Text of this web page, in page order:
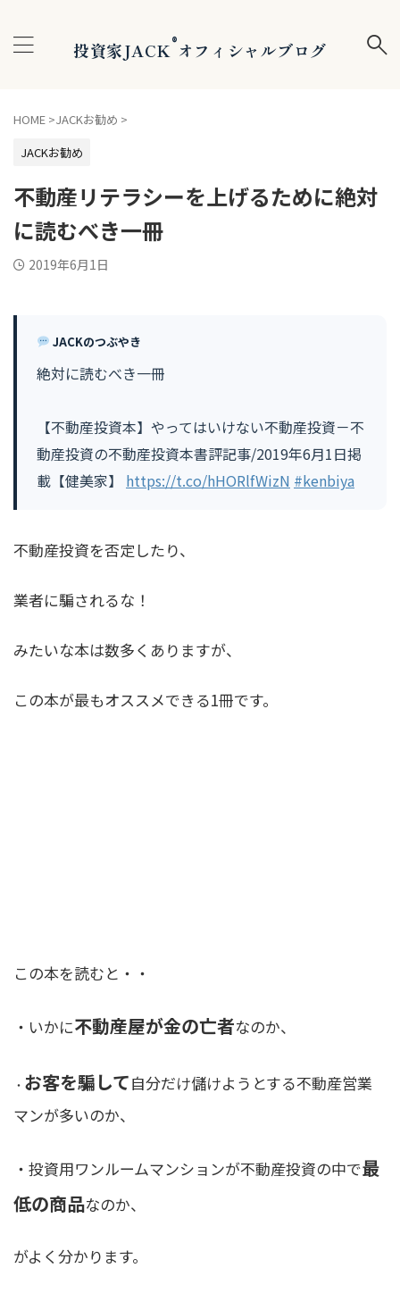
投資家JACK®オフィシャルブログ
HOME >JACKお勧め >
JACKお勧め
不動産リテラシーを上げるために絶対
に読むべき一冊
2019年6月1日
JACKのつぶやき
絶対に読むべき一冊
【不動産投資本】やってはいけない不動産投資－不
動産投資の不動産投資本書評記事/2019年6月1日掲
載【健美家】 https://t.co/hHORlfWizN #kenbiya
不動産投資を否定したり、
業者に騙されるな！
みたいな本は数多くありますが、
この本が最もオススメできる1冊です。
この本を読むと・・
・いかに不動産屋が金の亡者なのか、
・ お客を騙して自分だけ儲けようとする不動産営業
マンが多いのか、
・投資用ワンルームマンションが不動産投資の中で最
低の商品なのか、
がよく分かります。